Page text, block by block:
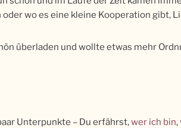
wo es eine kleine Kooperation gibt,
überladen und wollte etwas mehr
Unterpunkte – Du erfährst,wer ich bin,